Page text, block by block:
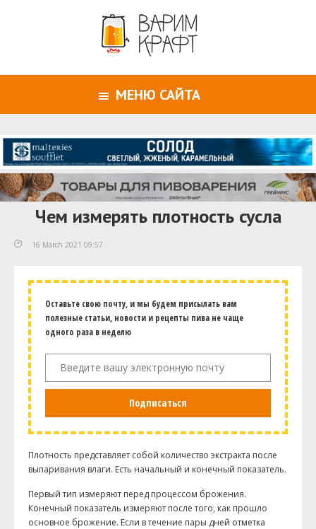
МЕНЮ САЙТА
Чем измерять плотность сусла
16 March 2021 09:57
Оставьте свою почту, и мы будем присылать вам
полезные статьи, новости и рецепты пива не чаще
одного раза в неделю
Подписаться
Плотность представляет собой количество экстракта после
выпаривания влаги. Есть начальный и конечный показатель.
Первый тип измеряют перед процессом брожения.
Конечный показатель измеряют после того, как прошло
основное брожение. Если в течение пары дней отметка